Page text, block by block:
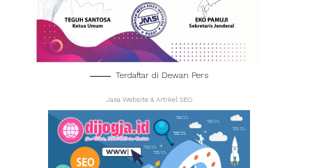
Terdaftar di Dewan Pers
Jasa Website & Artikel SEO